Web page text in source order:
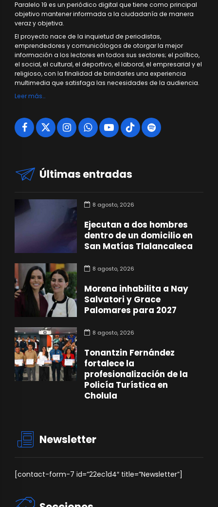
Paralelo 19 es un periódico digital que tiene como principal
objetivo mantener informada a la ciudadanía de manera
veraz y objetiva.
El proyecto nace de la inquietud de periodistas,
emprendedores y comunicólogos de otorgar la mejor
información a los lectores en todos sus sectores; el político,
el social, el cultural, el deportivo, el laboral, el empresarial y el
religioso, con la finalidad de brindarles una experiencia
multimedia que satisfaga las necesidades de la audiencia.
Leer más…
Últimas entradas
8 agosto, 2026
Ejecutan a dos hombres
dentro de un domicilio en
San Matías Tlalancaleca
8 agosto, 2026
Morena inhabilita a Nay
Salvatori y Grace
Palomares para 2027
8 agosto, 2026
Tonantzin Fernández
fortalece la
profesionalización de la
Policía Turística en
Cholula
Newsletter
[contact-form-7 id=”22ec1d4″ title=”Newsletter”]